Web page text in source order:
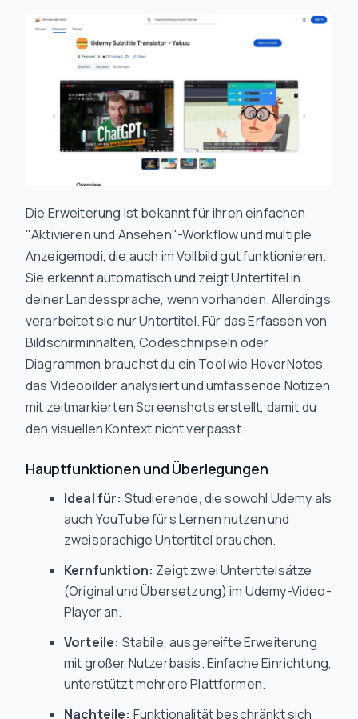
Die Erweiterung ist bekannt für ihren einfachen
"Aktivieren und Ansehen"-Workflow und multiple
Anzeigemodi, die auch im Vollbild gut funktionieren.
Sie erkennt automatisch und zeigt Untertitel in
deiner Landessprache, wenn vorhanden. Allerdings
verarbeitet sie nur Untertitel. Für das Erfassen von
Bildschirminhalten, Codeschnipseln oder
Diagrammen brauchst du ein Tool wie HoverNotes,
das Videobilder analysiert und umfassende Notizen
mit zeitmarkierten Screenshots erstellt, damit du
den visuellen Kontext nicht verpasst.
Hauptfunktionen und Überlegungen
Ideal für: Studierende, die sowohl Udemy als
auch YouTube fürs Lernen nutzen und
zweisprachige Untertitel brauchen.
Kernfunktion: Zeigt zwei Untertitelsätze
(Original und Übersetzung) im Udemy-Video-
Player an.
Vorteile: Stabile, ausgereifte Erweiterung
mit großer Nutzerbasis. Einfache Einrichtung,
unterstützt mehrere Plattformen.
Nachteile: Funktionalität beschränkt sich